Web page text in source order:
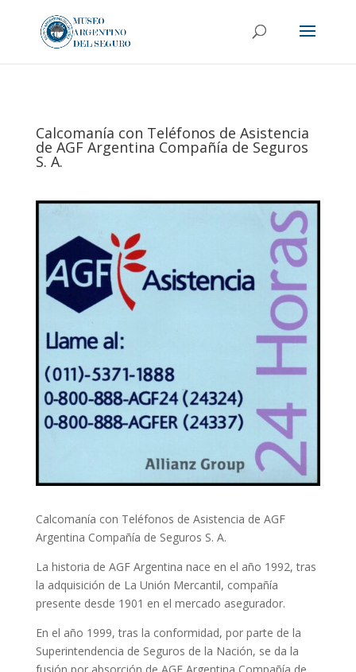
Calcomanía con Teléfonos de Asistencia
de AGF Argentina Compañía de Seguros
S. A.
Calcomanía con Teléfonos de Asistencia de AGF
Argentina Compañía de Seguros S. A.
La historia de AGF Argentina nace en el año 1992, tras
la adquisición de La Unión Mercantil, compañía
presente desde 1901 en el mercado asegurador.
En el año 1999, tras la conformidad, por parte de la
Superintendencia de Seguros de la Nación, se da la